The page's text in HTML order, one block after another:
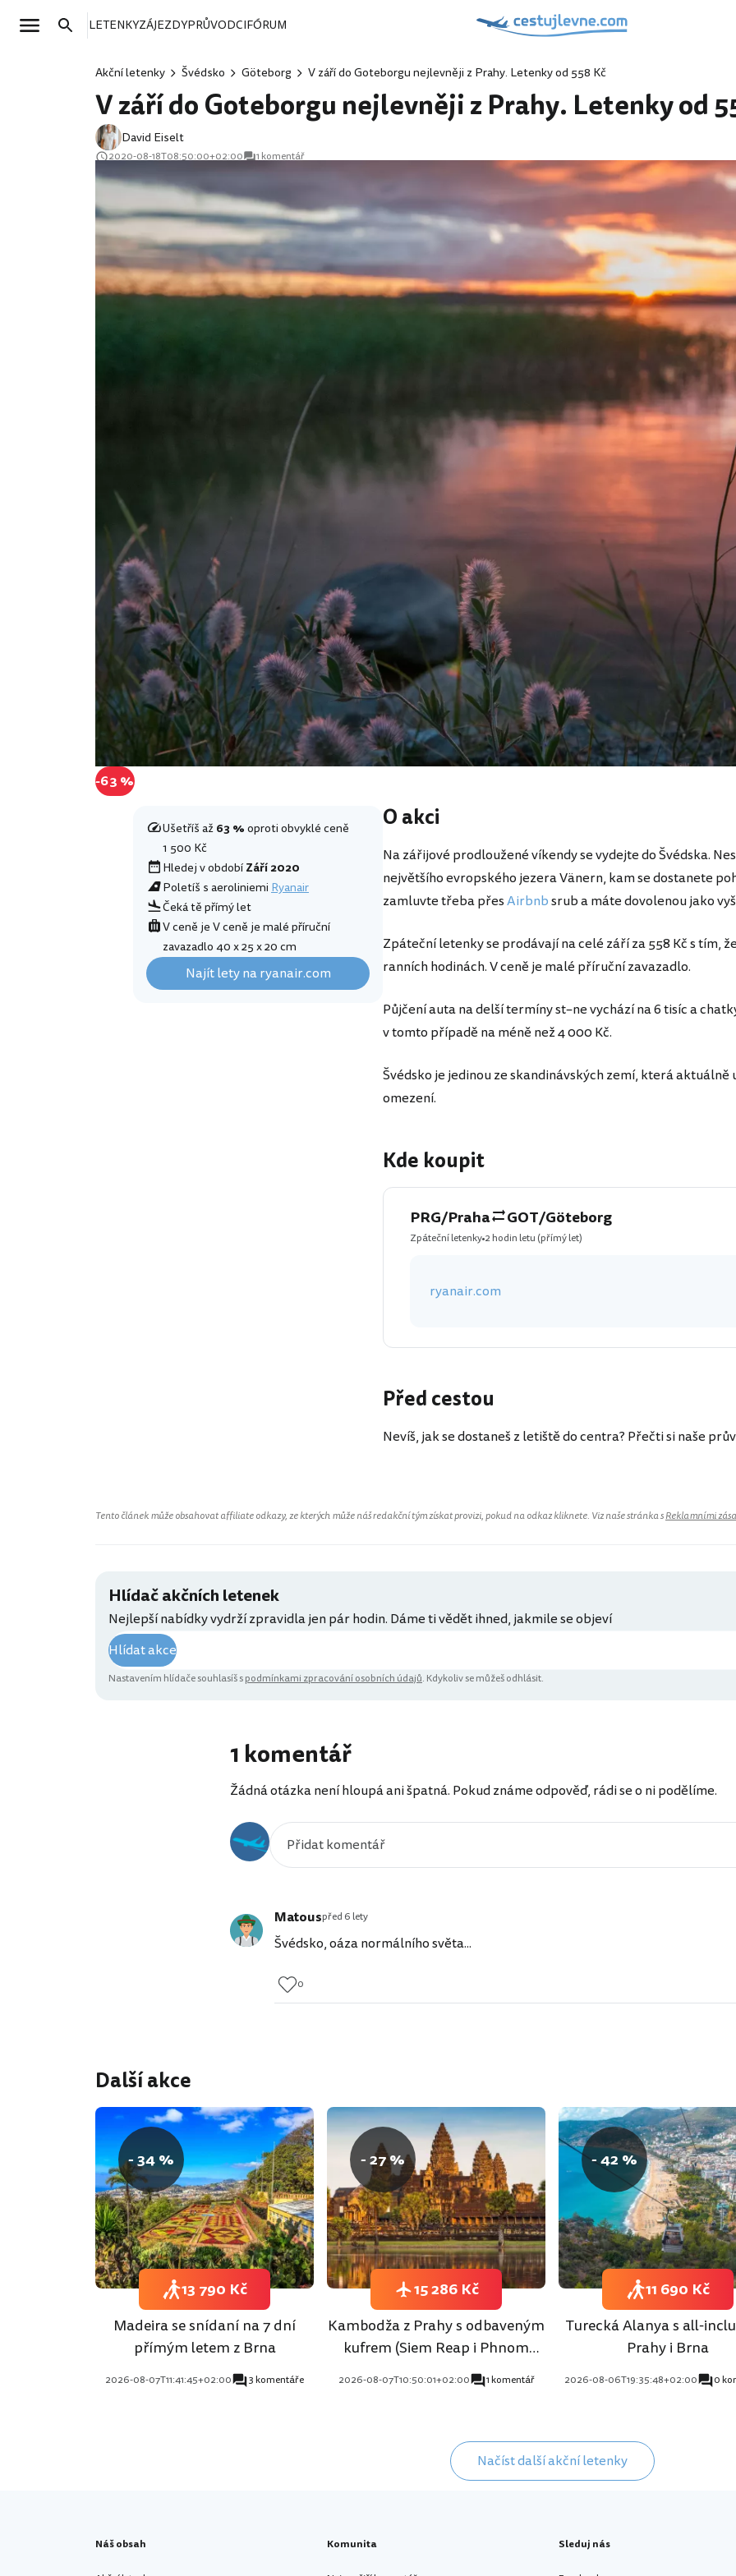
LETENKYZÁJEZDYPRŮVODCIFÓRUM
Akční letenky Švédsko Göteborg V září do Goteborgu nejlevněji z Prahy. Letenky od 558 Kč
V září do Goteborgu nejlevněji z Prahy. Letenky od
David Eiselt
2020-08-18T08:50:00+02:00 1 komentář
-63 %
Ušetříš až63 %oproti obvyklé ceně
1 500 Kč
Hledej v obdobíZáří 2020
Poletíš s aeroliniemiRyanair
Čeká tě přímý let
V ceně je V ceně je malé příruční
zavazadlo 40 x 25 x 20 cm
Najít lety na ryanair.com
O akci
Na zářijové prodloužené víkendy se vydejte do Švédska.
největšího evropského jezera Vänern, kam se dostanete
zamluvte třeba přesAirbnbsrub a máte dovolenou jako
Zpáteční letenky se prodávají na celé září za 558 Kč s tím,
ranních hodinách. V ceně je malé příruční zavazadlo.
Půjčení auta na delší termíny st–ne vychází na 6 tisíc a
v tomto případě na méně než 4 000 Kč.
Švédsko je jedinou ze skandinávských zemí, která
omezení.
Kde koupit
PRG/Praha GOT/Göteborg
Zpáteční letenky 2 hodin letu (přímý let)
ryanair.com
Před cestou
Nevíš, jak se dostaneš z letiště do centra? Přečti si naše
Tento článek může obsahovat affiliate odkazy, ze kterých může náš redakční tým získat provizi, pokud na odkaz kliknete. Viz naše stránka sReklamními
Hlídač akčních letenek
Nejlepší nabídky vydrží zpravidla jen pár hodin. Dáme ti vědět ihned, jakmile se objeví
Hlídat akce
Nastavením hlídače souhlasíš spodmínkami zpracování osobních údajů. Kdykoliv se můžeš odhlásit.
1 komentář
Žádná otázka není hloupá ani špatná. Pokud známe odpověď, rádi se o ni podělíme.
Matouspřed 6 lety
Švédsko, oáza normálního světa...
0
Další akce
- 34 %
Madeira se snídaní na 7 dní
přímým letem z Brna
2026-08-07T11:41:45+02:00 3 komentáře
13 790 Kč
- 27 %
Kambodža z Prahy s odbaveným
kufrem (Siem Reap i Phnom
2026-08-07T10:50:01+02:00 1 komentář
15 286 Kč
- 42 %
Turecká Alanya s all-
Prahy i Brna
2026-08-06T19:35:48+02:00 0
11 690 Kč
Načíst další akční letenky
Náš obsah Komunita Sleduj nás